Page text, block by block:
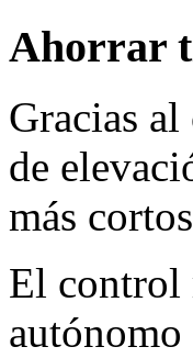
Ahorrar
Gracias
de
más
El control